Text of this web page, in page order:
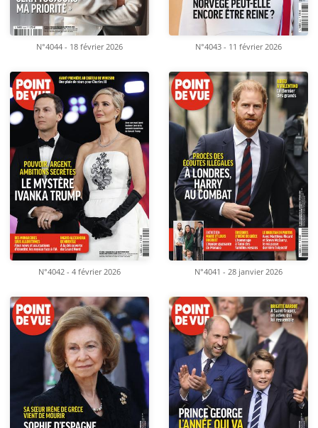
N°4044 - 18 février 2026 N°4043 - 11 février 2026
N°4042 - 4 février 2026 N°4041 - 28 janvier 2026